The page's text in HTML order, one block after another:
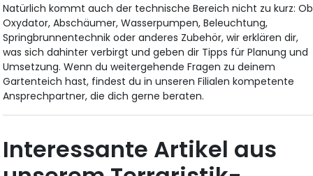
Natürlich kommt auch der technische Bereich nicht zu kurz: Ob
Oxydator, Abschäumer, Wasserpumpen, Beleuchtung,
Springbrunnentechnik oder anderes Zubehör, wir erklären dir,
was sich dahinter verbirgt und geben dir Tipps für Planung und
Umsetzung. Wenn du weitergehende Fragen zu deinem
Gartenteich hast, findest du in unseren Filialen kompetente
Ansprechpartner, die dich gerne beraten.
Interessante Artikel aus